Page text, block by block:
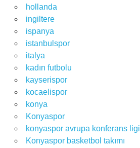
hollanda
ingiltere
ispanya
istanbulspor
italya
kadın futbolu
kayserispor
kocaelispor
konya
Konyaspor
konyaspor avrupa konferans ligi
Konyaspor basketbol takımı